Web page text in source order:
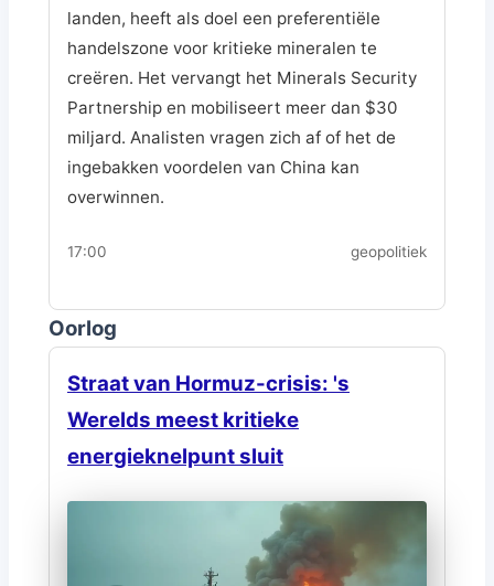
landen, heeft als doel een preferentiële
handelszone voor kritieke mineralen te
creëren. Het vervangt het Minerals Security
Partnership en mobiliseert meer dan $30
miljard. Analisten vragen zich af of het de
ingebakken voordelen van China kan
overwinnen.
17:00 geopolitiek
Oorlog
Straat van Hormuz-crisis: 's
Werelds meest kritieke
energieknelpunt sluit